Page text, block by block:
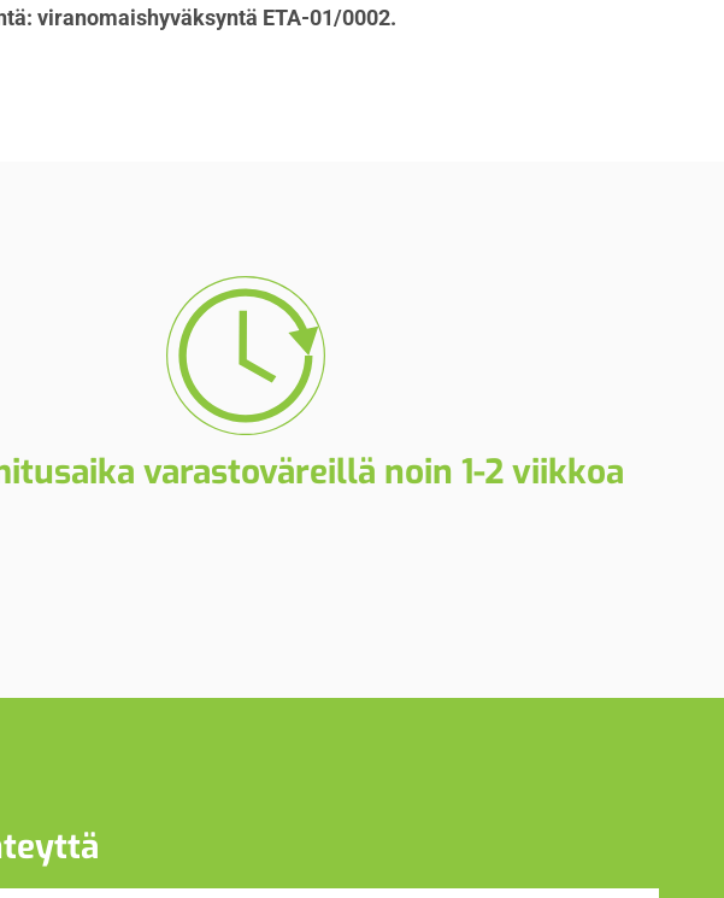
viranomaishyväksyntä ETA-01/0002.
varastoväreillä noin 1-2 viikkoa